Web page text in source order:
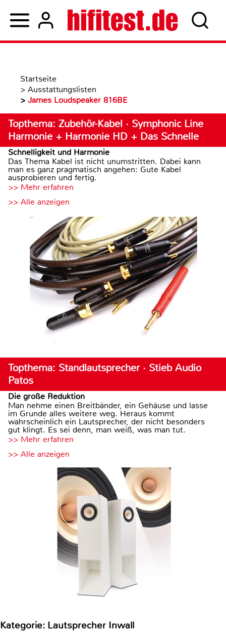
Startseite
> Ausstattungslisten
> James Loudspeaker 816BE
Topthema: Zubehör-Kabel · Symphonic Line
Harmonie + Harmonie HD + Das Schnelle
Schnelligkeit und Harmonie
Das Thema Kabel ist nicht unumstritten. Dabei kann
man es ganz pragmatisch angehen: Gute Kabel
ausprobieren und fertig.
>> Mehr erfahren
>> Alle anzeigen
Topthema: Standlautsprecher · Stieb Audio
Patos
Die große Reduktion
Man nehme einen Breitbänder, ein Gehäuse und lasse
im Grunde alles weitere weg. Heraus kommt
wahrscheinlich ein Lautsprecher, der nicht besonders
gut klingt. Es sei denn, man weiß, was man tut.
>> Mehr erfahren
>> Alle anzeigen
Kategorie: Lautsprecher Inwall